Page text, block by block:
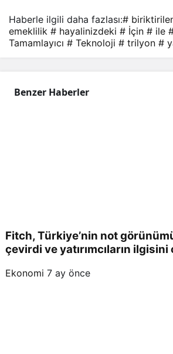
Haberle ilgili daha fazlası:#
emeklilik # hayalinizdeki # İçin # ile
Tamamlayıcı # Teknoloji # trilyon #
Benzer Haberler
Fitch, Türkiye’nin not
çevirdi ve yatırımcıların ilgisini
Ekonomi 7 ay önce